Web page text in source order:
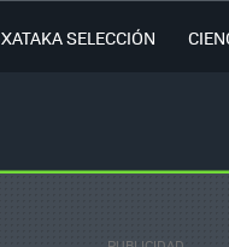
XATAKA SELECCIÓN